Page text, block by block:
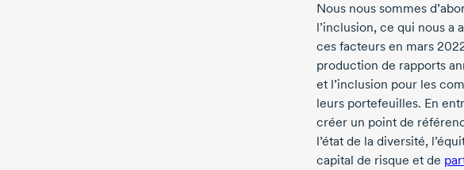
Nous nous sommes
l’inclusion, ce qui nous a
ces facteurs en mars
production de rapports
et l’inclusion pour les
leurs portefeuilles. En
créer un point de
l’état de la diversité,
capital de risque et de